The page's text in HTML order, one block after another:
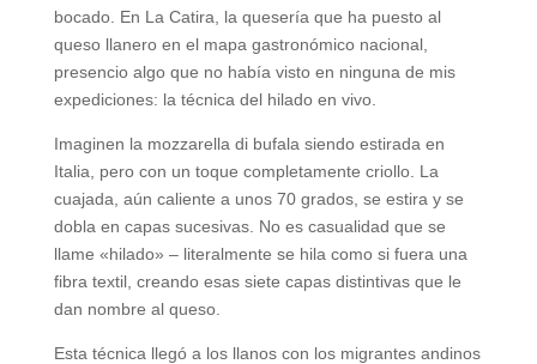
bocado. En La Catira, la quesería que ha puesto al
queso llanero en el mapa gastronómico nacional,
presencio algo que no había visto en ninguna de mis
expediciones: la técnica del hilado en vivo.
Imaginen la mozzarella di bufala siendo estirada en
Italia, pero con un toque completamente criollo. La
cuajada, aún caliente a unos 70 grados, se estira y se
dobla en capas sucesivas. No es casualidad que se
llame «hilado» – literalmente se hila como si fuera una
fibra textil, creando esas siete capas distintivas que le
dan nombre al queso.
Esta técnica llegó a los llanos con los migrantes andinos